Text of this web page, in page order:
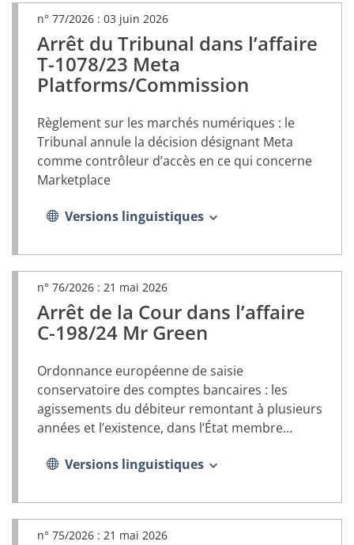
n° 77/2026 : 03 juin 2026
Arrêt du Tribunal dans l’affaire
T-1078/23 Meta
Platforms/Commission
(document
PDF,
s’ouvrira
dans
nouvel
onglet)
Règlement sur les marchés numériques : le
Tribunal annule la décision désignant Meta
comme contrôleur d’accès en ce qui concerne
Marketplace
Versions linguistiques
n° 76/2026 : 21 mai 2026
Arrêt de la Cour dans l’affaire
C-198/24 Mr Green
(document
PDF,
s’ouvrira
un
nouvel
onglet)
Ordonnance européenne de saisie
conservatoire des comptes bancaires : les
agissements du débiteur remontant à plusieurs
années et l’existence, dans l’État membre
susceptible d’entraver le recouvrement de la
compte afin de déterminer l’urgence
Versions linguistiques
n° 75/2026 : 21 mai 2026